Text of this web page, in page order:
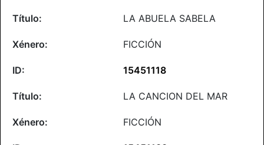
LA ABUELA SABELA
FICCIÓN
15451118
LA CANCION DEL MAR
FICCIÓN